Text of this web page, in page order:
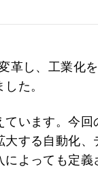
革し、工業化
た。
います。今回
する自動化
よっても定義